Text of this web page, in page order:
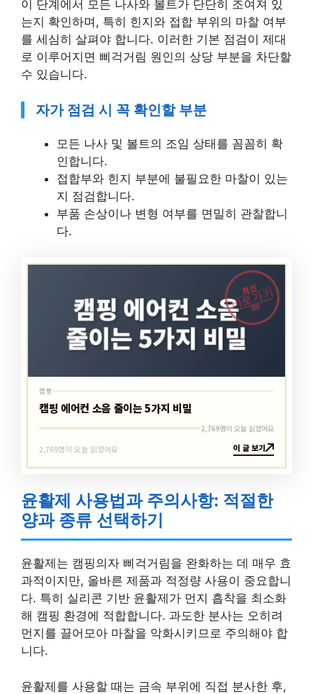
이 단계에서 모든 나사와 볼트가 단단히 조여져 있
는지 확인하며, 특히 힌지와 접합 부위의 마찰 여부
를 세심히 살펴야 합니다. 이러한 기본 점검이 제대
로 이루어지면 삐걱거림 원인의 상당 부분을 차단할
수 있습니다.
자가 점검 시 꼭 확인할 부분
모든 나사 및 볼트의 조임 상태를 꼼꼼히 확
인합니다.
접합부와 힌지 부분에 불필요한 마찰이 있는
지 점검합니다.
부품 손상이나 변형 여부를 면밀히 관찰합니
다.
최신
바로가기
캠핑
캠핑
캠핑 에어컨 소음 줄이는 5가지 비밀
2,769명이 오늘 읽었어요
2,769명이 오늘 읽었어요 이 글 보기
윤활제 사용법과 주의사항: 적절한
양과 종류 선택하기
윤활제는 캠핑의자 삐걱거림을 완화하는 데 매우 효
과적이지만, 올바른 제품과 적정량 사용이 중요합니
다. 특히 실리콘 기반 윤활제가 먼지 흡착을 최소화
해 캠핑 환경에 적합합니다. 과도한 분사는 오히려
먼지를 끌어모아 마찰을 악화시키므로 주의해야 합
니다.
윤활제를 사용할 때는 금속 부위에 직접 분사한 후,